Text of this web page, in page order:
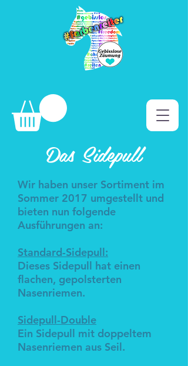
Das Sidepull
Wir haben unser Sortiment im
Sommer 2017 umgestellt und
bieten nun folgende
Ausführungen an:
Standard-Sidepull:
Dieses Sidepull hat einen
flachen, gepolsterten
Nasenriemen.
Sidepull-Double
Ein Sidepull mit doppeltem
Nasenriemen aus Seil.